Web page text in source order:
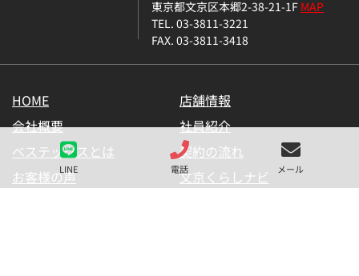
LINE 電話 メール
東京都文京区本郷2-38-21-1FMAP
TEL. 03-3811-3221
FAX. 03-3811-3418
HOME
店舗情報
会社概要
社員紹介
ベステックスとは
契約の流れ
お客様の声
文京くらしナビ